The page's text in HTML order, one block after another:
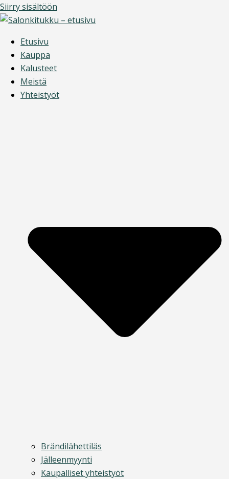
Siirry sisältöön
Etusivu
Kauppa
Kalusteet
Meistä
Yhteistyöt
Brändilähettiläs
Jälleenmyynti
Kaupalliset yhteistyöt